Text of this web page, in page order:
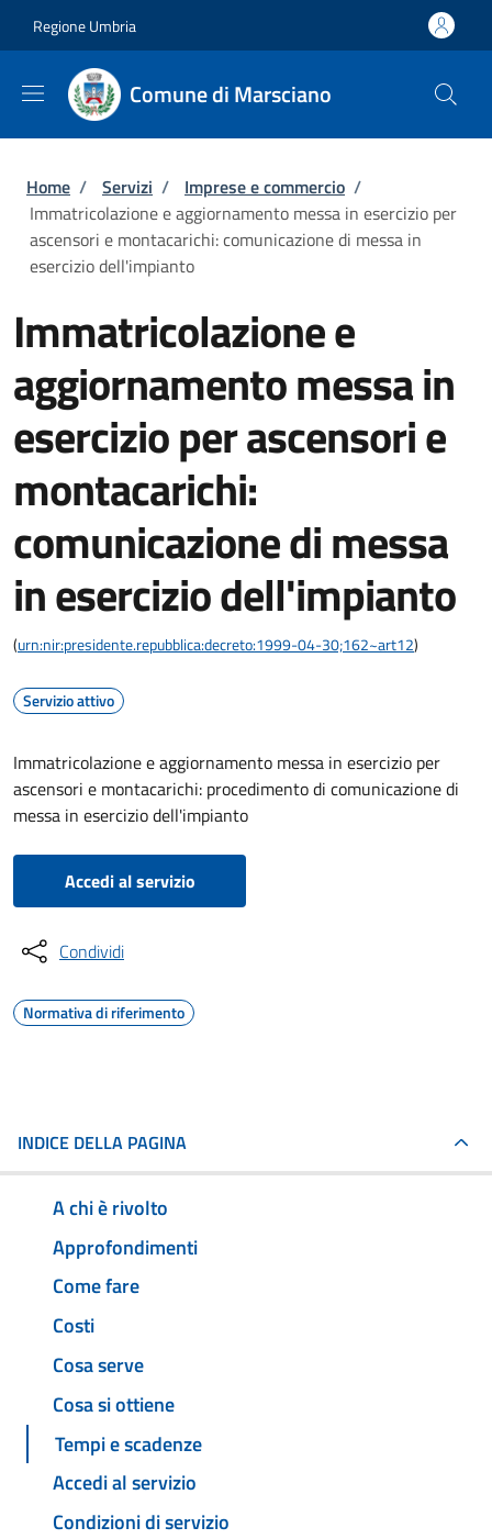
Regione Umbria
Comune di Marsciano
Briciole di pane
Home / Servizi / Imprese e commercio /
Immatricolazione e aggiornamento messa in esercizio per
ascensori e montacarichi: comunicazione di messa in
esercizio dell'impianto
Immatricolazione e
aggiornamento messa in
esercizio per ascensori e
montacarichi:
comunicazione di messa
in esercizio dell'impianto
(urn:nir:presidente.repubblica:decreto:1999-04-30;162~art12)
Servizio attivo
Immatricolazione e aggiornamento messa in esercizio per
ascensori e montacarichi: procedimento di comunicazione di
messa in esercizio dell'impianto
Accedi al servizio
Condividi
Normativa di riferimento
INDICE DELLA PAGINA
A chi è rivolto
Approfondimenti
Come fare
Costi
Cosa serve
Cosa si ottiene
Tempi e scadenze
Accedi al servizio
Condizioni di servizio